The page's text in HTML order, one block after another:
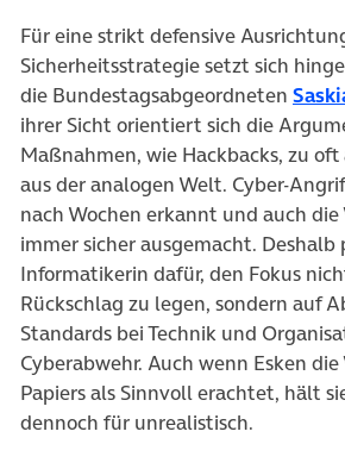
Für eine strikt defensive
Sicherheitsstrategie setzt sich
die Bundestagsabgeordneten
ihrer Sicht orientiert sich die
Maßnahmen, wie Hackbacks, zu
aus der analogen Welt. Cyber-
nach Wochen erkannt und auch
immer sicher ausgemacht.
Informatikerin dafür, den Fokus
Rückschlag zu legen, sondern auf
Standards bei Technik und
Cyberabwehr. Auch wenn Esken die
Papiers als Sinnvoll erachtet, hält
dennoch für unrealistisch.